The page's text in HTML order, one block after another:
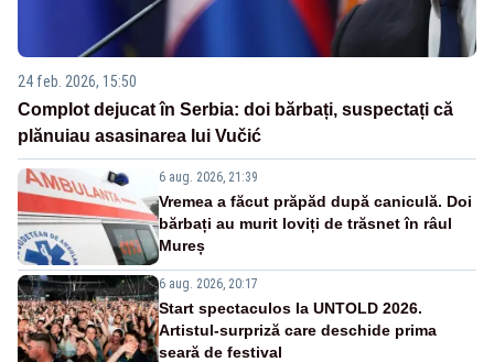
24 feb. 2026, 15:50
Complot dejucat în Serbia: doi bărbați, suspectați că
plănuiau asasinarea lui Vučić
6 aug. 2026, 21:39
Vremea a făcut prăpăd după caniculă. Doi
bărbați au murit loviți de trăsnet în râul
Mureș
6 aug. 2026, 20:17
Start spectaculos la UNTOLD 2026.
Artistul-surpriză care deschide prima
seară de festival